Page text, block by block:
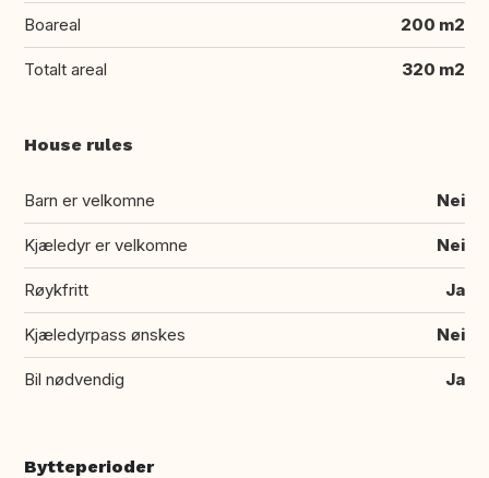
Boareal 200 m2
Totalt areal 320 m2
House rules
Barn er velkomne Nei
Kjæledyr er velkomne Nei
Røykfritt Ja
Kjæledyrpass ønskes Nei
Bil nødvendig Ja
Bytteperioder